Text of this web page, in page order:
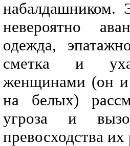
набалдашником.
невероятно
одежда,
сметка и
женщинами (он и
на белых)
угроза и
превосходства